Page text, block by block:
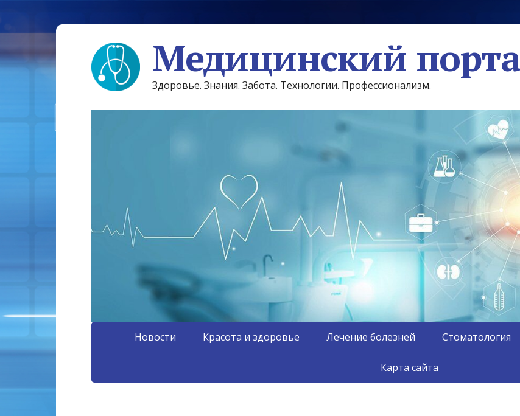
Медицинский
Здоровье. Знания. Забота. Технологии. Профессионализм.
Новости Красота и здоровье Лечение болезней Стоматология
Карта сайта